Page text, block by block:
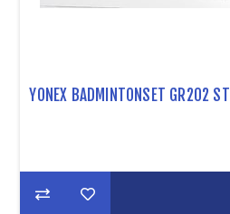
YONEX BADMINTONSET GR202 ST